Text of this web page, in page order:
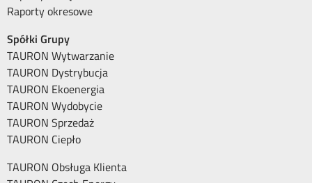
Raporty okresowe
Spółki Grupy
TAURON Wytwarzanie
TAURON Dystrybucja
TAURON Ekoenergia
TAURON Wydobycie
TAURON Sprzedaż
TAURON Ciepło
TAURON Obsługa Klienta